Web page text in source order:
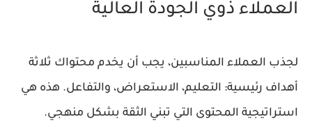
العملاء ذوي الجودة العالية
لجذب العملاء المناسبين، يجب أن يخدم محتواك ثلاثة
أهداف رئيسية: التعليم، الاستعراض، والتفاعل. هذه هي
استراتيجية المحتوى التي تبني الثقة بشكل منهجي.